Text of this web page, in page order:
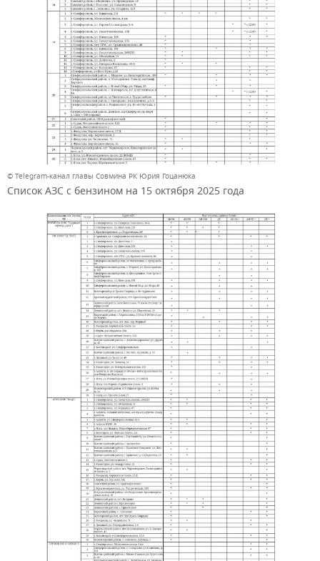
© Telegram-канал главы Совмина РК Юрия Гоцанюка
Список АЗС с бензином на 15 октября 2025 года